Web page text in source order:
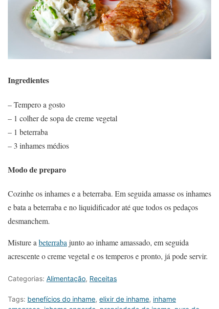
Ingredientes
– Tempero a gosto
– 1 colher de sopa de creme vegetal
– 1 beterraba
– 3 inhames médios
Modo de preparo
Cozinhe os inhames e a beterraba. Em seguida amasse os inhames
e bata a beterraba e no liquidificador até que todos os pedaços
desmanchem.
Misture a beterraba junto ao inhame amassado, em seguida
acrescente o creme vegetal e os temperos e pronto, já pode servir.
Categorias: Alimentação, Receitas
Tags: benefícios do inhame, elixir de inhame, inhame